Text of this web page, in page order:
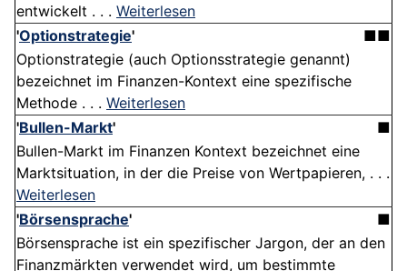
entwickelt . . . Weiterlesen
'Optionstrategie'
■■
Optionstrategie (auch Optionsstrategie genannt)
bezeichnet im Finanzen-Kontext eine spezifische
Methode . . . Weiterlesen
'Bullen-Markt'
■
Bullen-Markt im Finanzen Kontext bezeichnet eine
Marktsituation, in der die Preise von Wertpapieren, . . .
Weiterlesen
'Börsensprache'
■
Börsensprache ist ein spezifischer Jargon, der an den
Finanzmärkten verwendet wird, um bestimmte